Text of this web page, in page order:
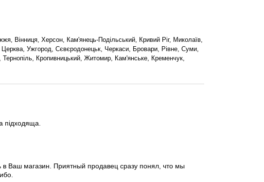
Вінниця, Херсон, Кам'янець-Подільський, Кривий Ріг, Миколаїв,
Церква, Ужгород, Сєвєродонецьк, Черкаси, Бровари, Рівне, Суми,
Тернопіль, Кропивницький, Житомир, Кам'янське, Кременчук,
підходяща.
Ваш магазин. Приятный продавец сразу понял, что мы